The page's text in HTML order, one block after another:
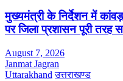
मुख्यमंत्री के निर्देशन में
पर जिला प्रशासन पूरी तरह
August 7, 2026
Janmat Jagran
Uttarakhand उत्तराखण्ड